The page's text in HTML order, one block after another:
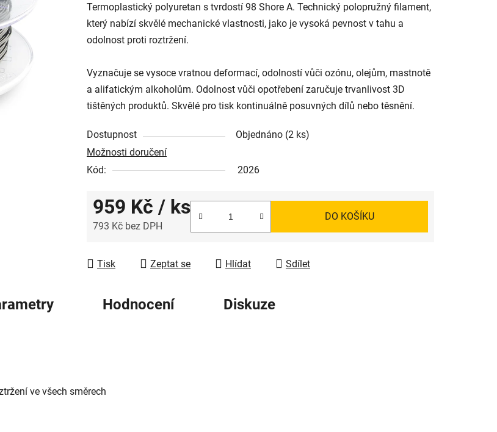
je
0,0
z
hvězdiček.
Termoplastický polyuretan s tvrdostí 98 Shore A. Technický polopružný filament,
který nabízí skvělé mechanické vlastnosti, jako je vysoká pevnost v tahu a
odolnost proti roztržení.
Vyznačuje se vysoce vratnou deformací, odolností vůči ozónu, olejům, mastnotě
a alifatickým alkoholům. Odolnost vůči opotřebení zaručuje trvanlivost 3D
tištěných produktů. Skvělé pro tisk kontinuálně posuvných dílů nebo těsnění.
Dostupnost Objednáno (2 ks)
Možnosti doručení
Kód:
2026
959 Kč / ks
793 Kč bez DPH
DO KOŠÍKU
Tisk Zeptat se Hlídat Sdílet
Hodnocení Diskuze
ve všech směrech